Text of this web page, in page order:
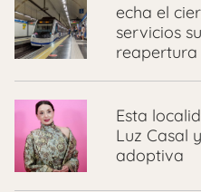
echa el
servicios
reapertura
Esta
Luz Casal
adoptiva